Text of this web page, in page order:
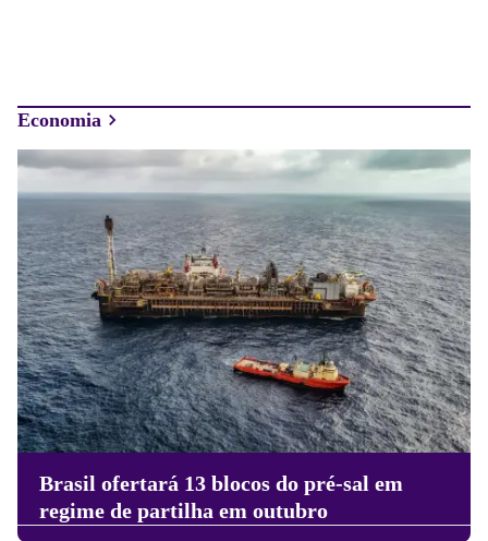
Economia
Brasil ofertará 13 blocos do pré-sal em
regime de partilha em outubro